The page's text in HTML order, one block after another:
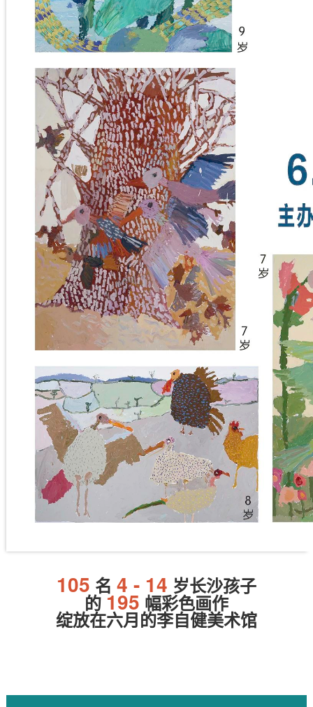
105 名 4 - 14 岁长沙孩子
的 195 幅彩色画作
绽放在六月的李自健美术馆